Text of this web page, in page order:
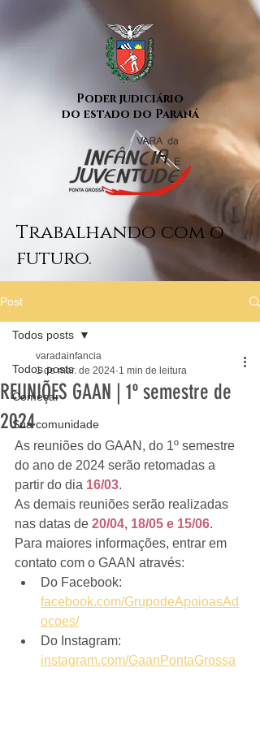
Poder judiciário
do estado do Paraná
Trabalhando com o
futuro.
Post
Todos posts
Começar
Sua comunidade
Todos posts
REUNIÕES GAAN | 1º semestre de
2024
varadainfancia
1 de mar. de 2024 1 min de leitura
As reuniões do GAAN, do 1º semestre
do ano de 2024 serão retomadas a
partir do dia 16/03.
As demais reuniões serão realizadas
nas datas de 20/04, 18/05 e 15/06.
Para maiores informações, entrar em
contato com o GAAN através:
Do Facebook:
facebook.com/GrupodeApoioasAd
ocoes/
Do Instagram:
instagram.com/GaanPontaGrossa